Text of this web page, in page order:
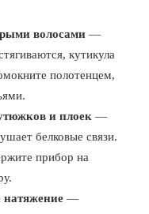
волосами —
кутикула
полотенцем,
и плоек —
белковые связи.
прибор на
натяжение —